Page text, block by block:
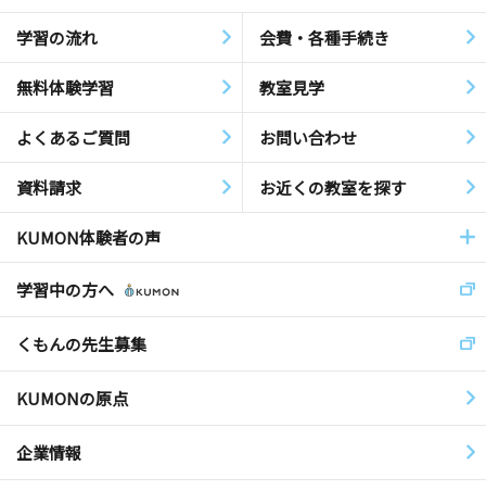
学習の流れ 会費・各種手続き
無料体験学習 教室見学
よくあるご質問 お問い合わせ
資料請求 お近くの教室を探す
KUMON体験者の声
学習中の方へ
くもんの先生募集
KUMONの原点
企業情報